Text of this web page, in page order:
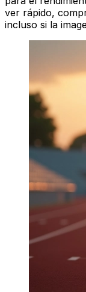
ver rápido,
incluso si la